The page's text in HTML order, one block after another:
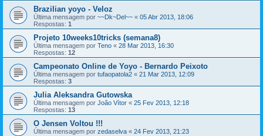
Brazilian yoyo - Veloz
Última mensagem por ~~Dk~Del~~ « 05 Abr 2013, 18:06
Respostas: 1
Projeto 10weeks10tricks (semana8)
Última mensagem por Teno « 28 Mar 2013, 16:30
Respostas: 12
Campeonato Online de Yoyo - Bernardo Peixoto
Última mensagem por tufaopatola2 « 21 Mar 2013, 12:09
Respostas: 3
Julia Aleksandra Gutowska
Última mensagem por João Vítor « 25 Fev 2013, 12:18
Respostas: 13
O Jensen Voltou !!!
Última mensagem por zedaselva « 24 Fev 2013, 21:23